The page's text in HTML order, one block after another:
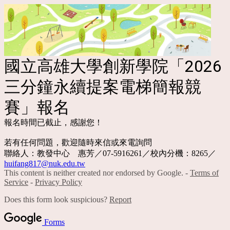
國立高雄大學創新學院「2026
三分鐘永續提案電梯簡報競
賽」報名
報名時間已截止，感謝您！
若有任何問題，歡迎隨時來信或來電詢問
聯絡人：教發中心 惠芳／07-5916261／校內分機：8265／
huifang817@nuk.edu.tw
This content is neither created nor endorsed by Google. - Terms of
Service - Privacy Policy
Does this form look suspicious? Report
Forms